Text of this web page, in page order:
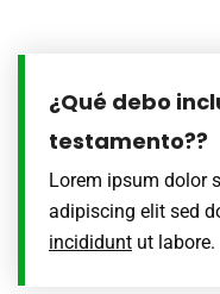
¿Qué debo
testamento??
Lorem ipsum dolor
adipiscing elit sed
incididunt ut labore.